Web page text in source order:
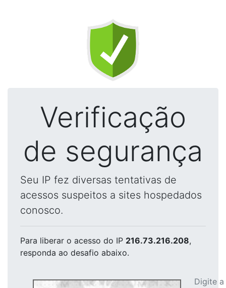
Verificação
de segurança
Seu IP fez diversas tentativas de
acessos suspeitos a sites hospedados
conosco.
Para liberar o acesso do IP 216.73.216.208,
responda ao desafio abaixo.
Digite